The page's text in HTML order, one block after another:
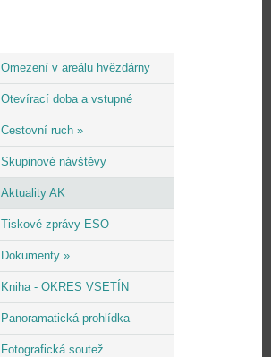
Omezení v areálu hvězdárny
Otevírací doba a vstupné
Cestovní ruch »
Skupinové návštěvy
Aktuality AK
Tiskové zprávy ESO
Dokumenty »
Kniha - OKRES VSETÍN
Panoramatická prohlídka
Fotografická soutež